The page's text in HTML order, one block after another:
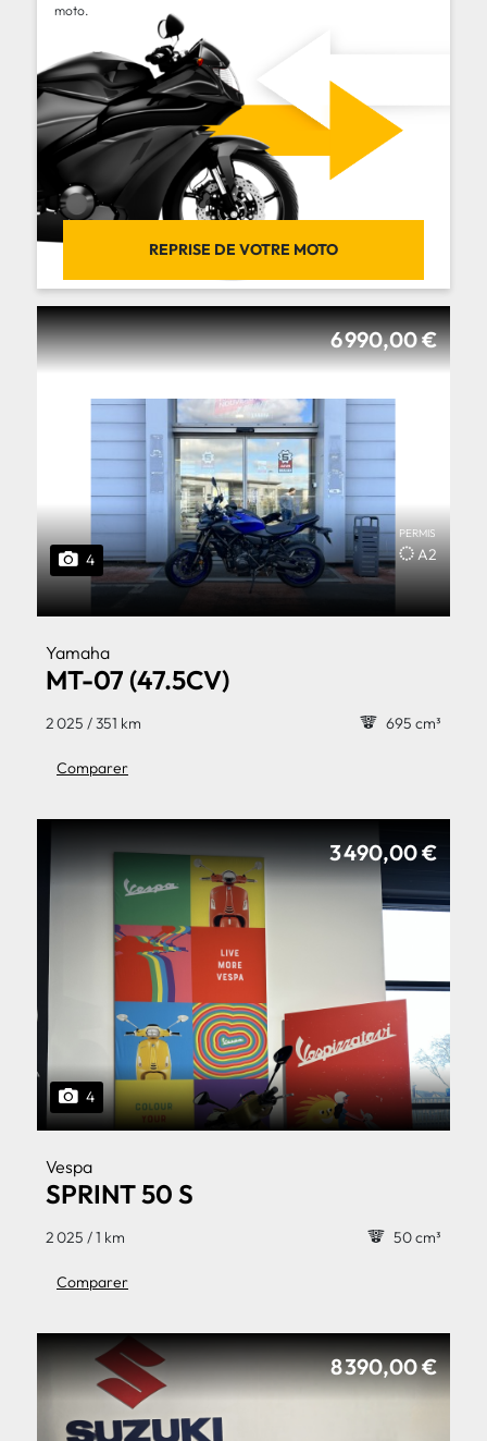
moto.
REPRISE DE VOTRE MOTO
6 990,00 €
4
PERMIS
A2
Yamaha
MT-07 (47.5CV)
2 025 / 351 km 695 cm³
Comparer
3 490,00 €
4
Vespa
SPRINT 50 S
2 025 / 1 km 50 cm³
Comparer
8 390,00 €